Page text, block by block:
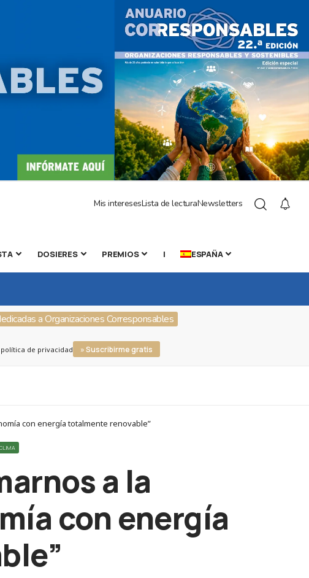
Mis interesesLista de lecturaNewsletters
DOSIERES PREMIOS | ESPAÑA
a Organizaciones Corresponsables
de privacidad » Suscribirme gratis
con energía totalmente renovable”
a la
con energía